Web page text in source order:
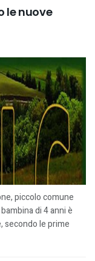
le nuove
piccolo comune
di 4 anni è
secondo le prime